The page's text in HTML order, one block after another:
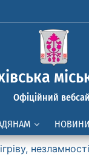
Офіційний
НОВИНИ